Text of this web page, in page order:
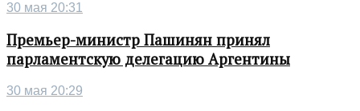
30 мая 20:31
Премьер-министр Пашинян принял
парламентскую делегацию Аргентины
30 мая 20:29